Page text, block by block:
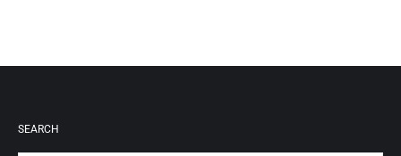
SEARCH